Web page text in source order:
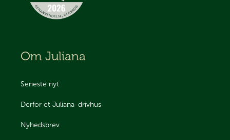
Om Juliana
Seneste nyt
Derfor et Juliana-drivhus
Nyhedsbrev